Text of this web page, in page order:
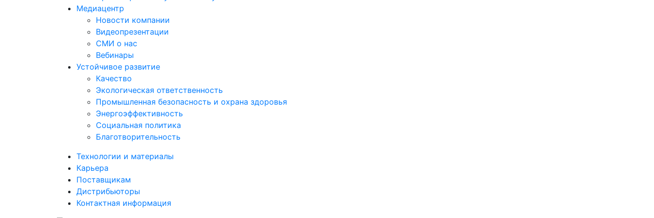
Медиацентр
Новости компании
Видеопрезентации
СМИ о нас
Вебинары
Устойчивое развитие
Качество
Экологическая ответственность
Промышленная безопасность и охрана здоровья
Энергоэффективность
Социальная политика
Благотворительность
Технологии и материалы
Карьера
Поставщикам
Дистрибьюторы
Контактная информация